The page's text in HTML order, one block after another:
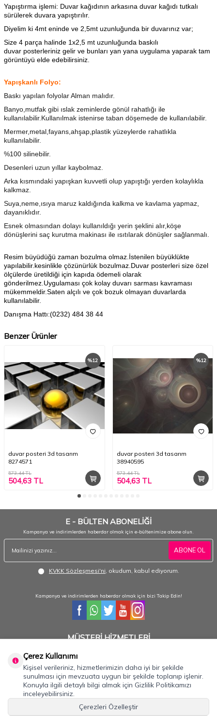
Yapıştırma işlemi: Duvar kağıdının arkasına duvar kağıdı tutkalı
sürülerek duvara yapıştırılır.
Diyelim ki 4mt eninde ve 2,5mt uzunluğunda bir duvarınız var;
Size 4 parça halinde 1x2,5 mt uzunluğunda baskılı
duvar posterleriniz gelir ve bunları yan yana uygulama yaparak tam
görüntüyü elde edebilirsiniz.
Yapışkanlı Folyo:
Baskı yapılan folyolar Alman malıdır.
Banyo,mutfak gibi ıslak zeminlerde gönül rahatlığı ile
kullanılabilir.Kullanılmak istenirse taban döşemede de kullanılabilir.
Mermer,metal,fayans,ahşap,plastik yüzeylerde rahatlıkla
kullanılabilir.
%100 silinebilir.
Desenleri uzun yıllar kaybolmaz.
Arka kısmındaki yapışkan kuvvetli olup yapıştığı yerden kolaylıkla
kalkmaz.
Suya,neme,ısıya maruz kaldığında kalkma ve kavlama yapmaz,
dayanıklıdır.
Esnek olmasından dolayı kullanıldığı yerin şeklini alır,köşe
dönüşlerini saç kurutma makinası ile ısıtılarak dönüşler sağlanmalı.
Resim büyüdüğü zaman bozulma olmaz.İstenilen büyüklükte
yapılabilir.kesinlikle çözünürlük bozulmaz.Duvar posterleri size özel
ölçülerde üretildiği için kapıda ödemeli olarak
gönderilmez.Uygulaması çok kolay duvarı sarması kavraması
mükemmeldir.Saten alçılı ve çok bozuk olmayan duvarlarda
kullanılabilir.
Danışma Hattı:(0232) 484 38 44
Benzer Ürünler
%12
duvar posteri 3d tasarım
8274571
573,44TL
504,63 TL
%12
duvar posteri 3d tasarım
38940595
573,44TL
504,63TL
E - BÜLTEN ABONELİĞİ
Kampanya ve indirimlerden haberdar olmak için e-bültenimize abone olun.
ABONE OL
KVKK Sözleşmesi'ni , okudum, kabul ediyorum.
Kampanya ve indirimlerden haberdar olmak için bizi Takip Edin!
MÜŞTERİ HİZMETLERİ
siparişleriniz için ulaşabilirsiniz.
0232 484 3844- 0533 330 8895
Önemli Bilgiler
Çerez Kullanımı
Kişisel verileriniz, hizmetlerimizin daha iyi bir şekilde
sunulması için mevzuata uygun bir şekilde toplanıp işlenir.
Konuyla ilgili detaylı bilgi almak için Gizlilik Politikamızı
inceleyebilirsiniz.
Çerezleri Özelleştir